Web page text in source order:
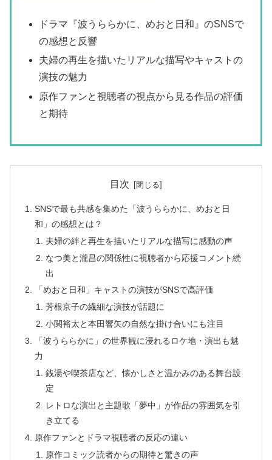
ドラマ『波うららかに、めおと日和』のSNSで
の感想と反響
夫婦の再生を描いたリアルな描写やキャストの
演技の魅力
原作ファンと視聴者の視点から見る作品の評価
と期待
目次
SNSで最も共感を集めた「波うららかに、めおと日
和」の感想とは？
夫婦の絆と再生を描いたリアルな描写に感動の声
なつ美と瀧昌の関係性に視聴者から応援コメント続
出
「めおと日和」キャストの演技がSNSで高評価
芳根京子の繊細な演技が話題に
小関裕太と本田響矢の自然な掛け合いにも注目
「波うららかに」の世界観に浸れるロケ地・演出も魅
力
銭湯や喫茶店など、懐かしさと温かみのある舞台設
定
レトロな演出と主題歌「夢中」が作品の雰囲気を引
き立てる
原作ファンとドラマ視聴者の反応の違い
原作コミック読者からの期待と驚きの声